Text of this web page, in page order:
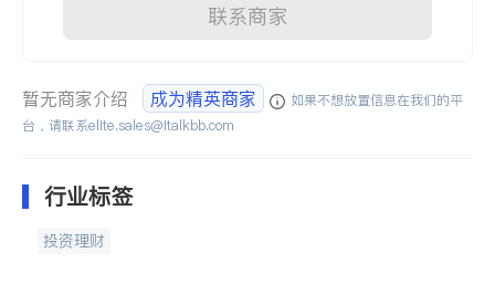
联系商家
暂无商家介绍 成为精英商家
如果不想放置信息在我们的平
台，请联系elite.sales@italkbb.com
行业标签
投资理财